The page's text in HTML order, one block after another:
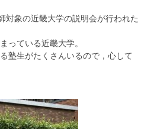
対象の近畿大学の説明会が行われた
っている近畿大学。
塾生がたくさんいるので，心して